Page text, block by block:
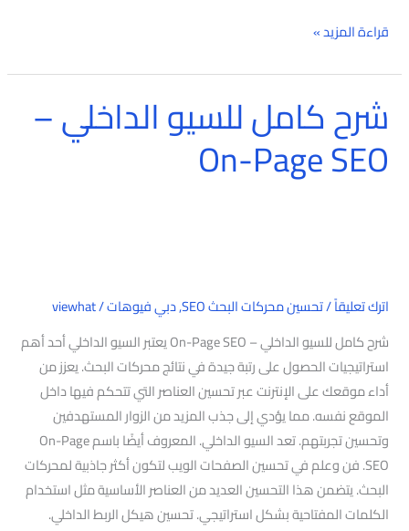
قراءة المزيد »
شرح كامل للسيو الداخلي –
On-Page SEO
اترك تعليقاً/تحسين محركات البحث SEO ,دبي فيوهات/
viewhat
شرح كامل للسيو الداخلي – On-Page SEO يعتبر السيو الداخلي أحد أهم
استراتيجيات الحصول على رتبة جيدة في نتائج محركات البحث. يعزز من
أداء موقعك على الإنترنت عبر تحسين العناصر التي تتحكم فيها داخل
الموقع نفسه. مما يؤدي إلى جذب المزيد من الزوار المستهدفين
وتحسين تجربتهم. تعد السيو الداخلي. المعروف أيضًا باسم On-Page
SEO. فن وعلم في تحسين الصفحات الويب لتكون أكثر جاذبية لمحركات
البحث. يتضمن هذا التحسين العديد من العناصر الأساسية مثل استخدام
الكلمات المفتاحية بشكل استراتيجي. تحسين هيكل الربط الداخلي.
شرح
كامل
للسيو
الداخلي